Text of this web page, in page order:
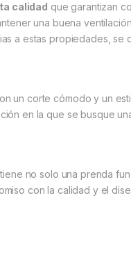
calidad que garantizan
una buena
a estas propiedades, se
un corte cómodo y un
en la que se busque
no solo una prenda
con la calidad y el